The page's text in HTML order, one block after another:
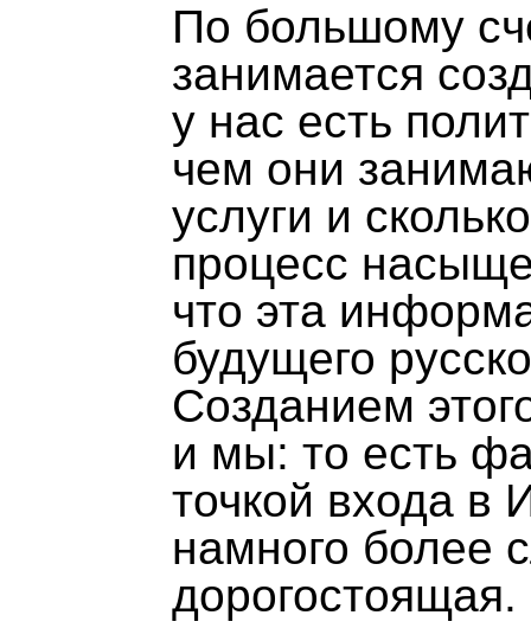
По большому
занимается
у нас есть
чем они
услуги и
процесс
что эта
будущего
Созданием
и мы: то есть
точкой входа в
намного более
дорогостоящая.